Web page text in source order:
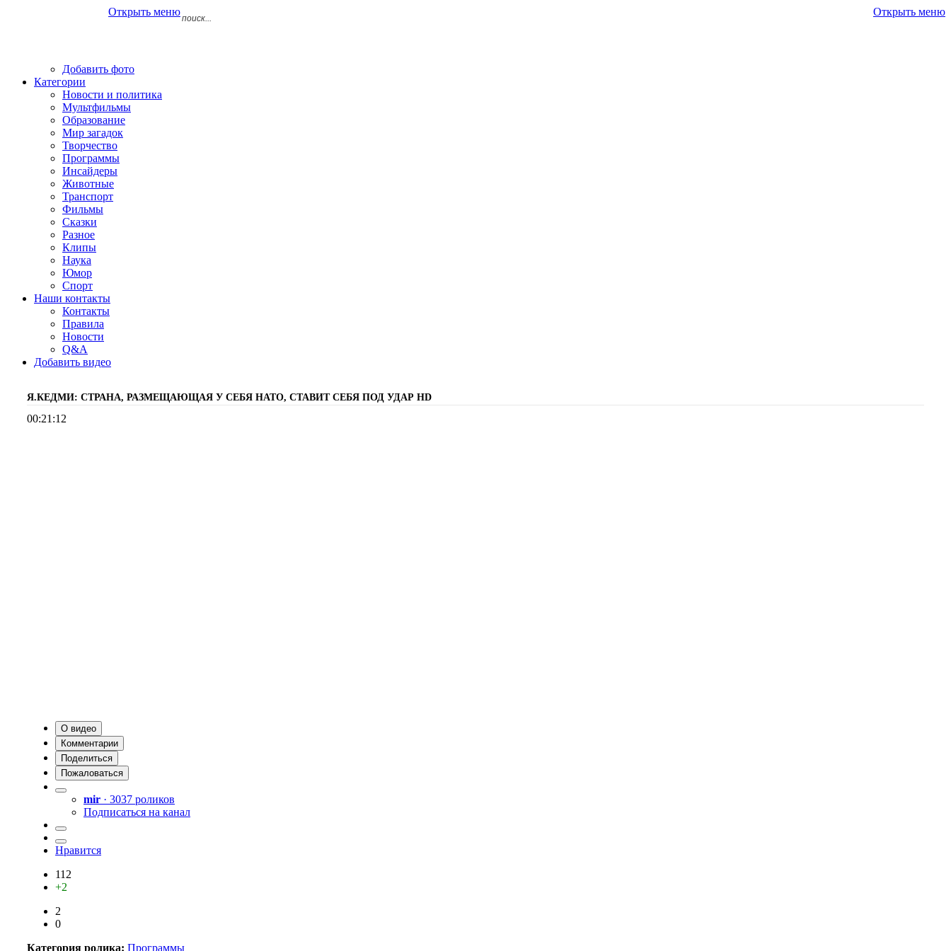
Открыть меню Открыть меню
Добавить фото
Категории
Новости и политика
Мультфильмы
Образование
Мир загадок
Творчество
Программы
Инсайдеры
Животные
Транспорт
Фильмы
Сказки
Разное
Клипы
Наука
Юмор
Спорт
Наши контакты
Контакты
Правила
Новости
Q&A
Добавить видео
Я.КЕДМИ: СТРАНА, РАЗМЕЩАЮЩАЯ У СЕБЯ НАТО, СТАВИТ СЕБЯ ПОД УДАР HD
00:21:12
О видео
Комментарии
Поделиться
Пожаловаться
mir · 3037 роликов
Подписаться на канал
Нравится
112
+2
2
0
Категория ролика: Программы